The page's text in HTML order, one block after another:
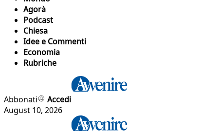
Agorà
Podcast
Chiesa
Idee e Commenti
Economia
Rubriche
Abbonati
Accedi
August 10, 2026